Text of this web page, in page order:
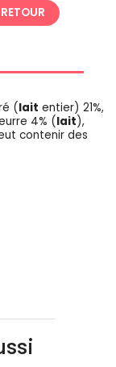
(lait entier) 21%,
4% (lait),
contenir des